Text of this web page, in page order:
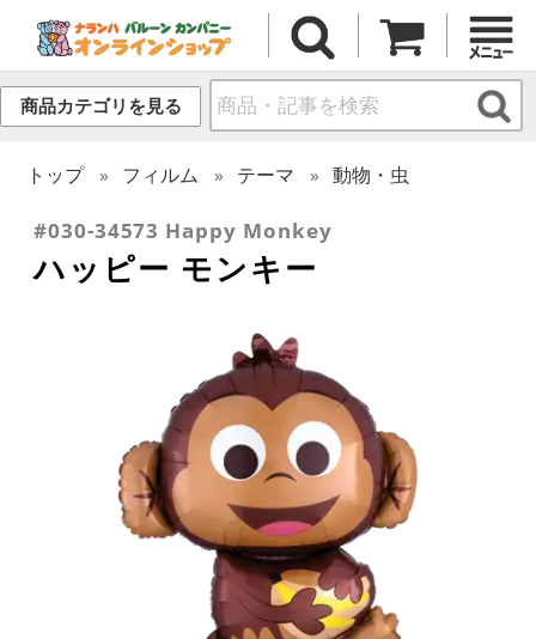
商品カテゴリを見る
トップ フィルム テーマ 動物・虫
#030-34573 Happy Monkey
ハッピー モンキー